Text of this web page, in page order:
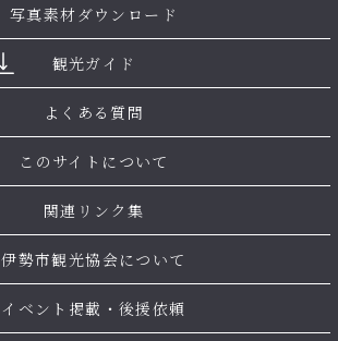
写真素材ダウンロード
観光ガイド
よくある質問
このサイトについて
関連リンク集
伊勢市観光協会について
イベント掲載・後援依頼